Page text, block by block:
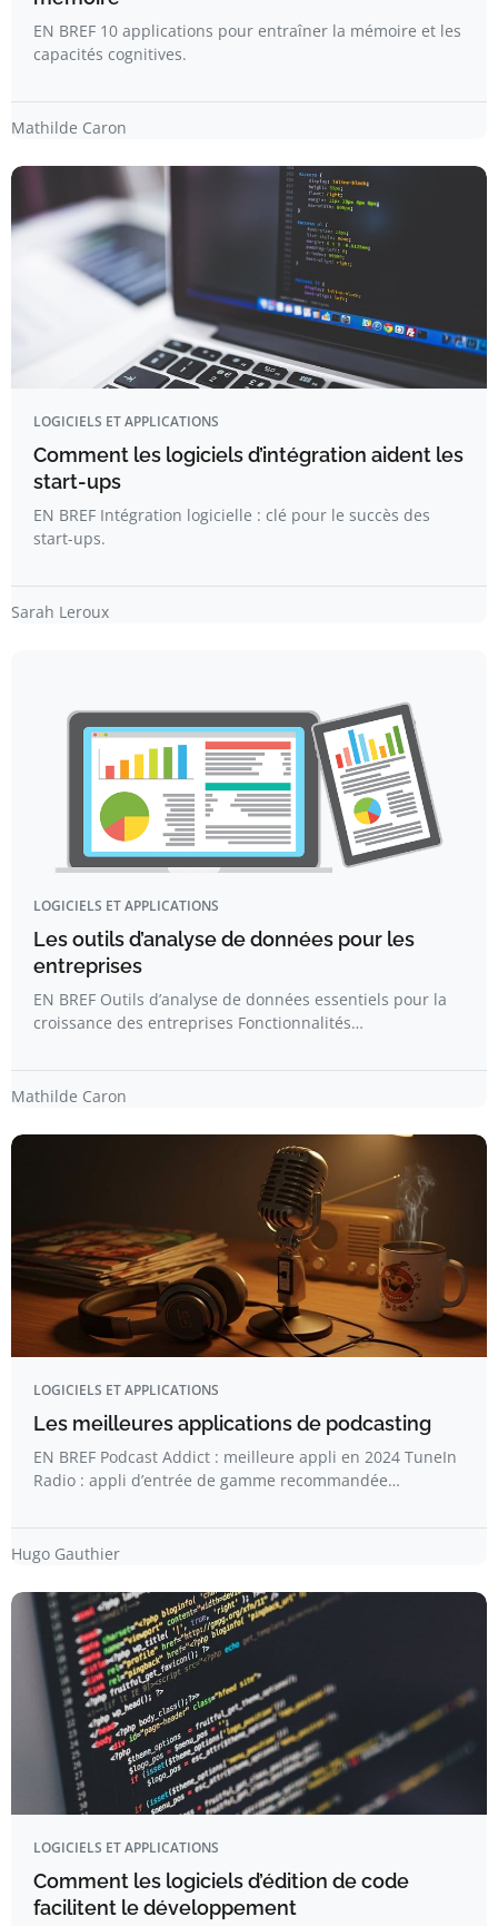
EN BREF 10 applications pour entraîner la mémoire et les
capacités cognitives.
Mathilde Caron
LOGICIELS ET APPLICATIONS
Comment les logiciels d’intégration aident les
start-ups
EN BREF Intégration logicielle : clé pour le succès des
start-ups.
Sarah Leroux
LOGICIELS ET APPLICATIONS
Les outils d’analyse de données pour les
entreprises
EN BREF Outils d’analyse de données essentiels pour la
croissance des entreprises Fonctionnalités…
Mathilde Caron
LOGICIELS ET APPLICATIONS
Les meilleures applications de podcasting
EN BREF Podcast Addict : meilleure appli en 2024 TuneIn
Radio : appli d’entrée de gamme recommandée…
Hugo Gauthier
LOGICIELS ET APPLICATIONS
Comment les logiciels d’édition de code
facilitent le développement